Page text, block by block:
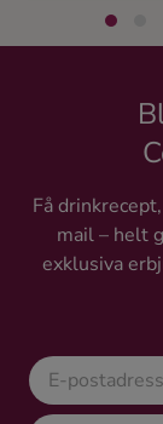
Få
mail – helt
exklusiva